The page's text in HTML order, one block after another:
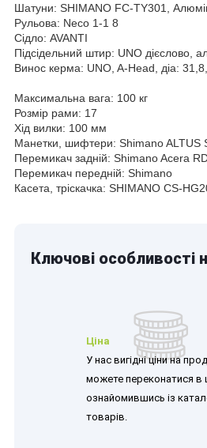
Шатуни: SHIMANO FC-TY301,
Рульова: Neco 1-1 8
Сідло: AVANTI
Підсідельний штир: UNO дієслово,
Винос керма: UNO, A-Head, діа: 31,8,
Максимальна вага: 100 кг
Розмір рами: 17
Хід вилки: 100 мм
Манетки, шифтери: Shimano ALTUS
Перемикач задній: Shimano Acera
Перемикач передній: Shimano
Касета, тріскачка: SHIMANO CS-
Ключові особливості
Ціна
У нас вигідні ціни на
можете переконатися в
ознайомившись із
товарів.